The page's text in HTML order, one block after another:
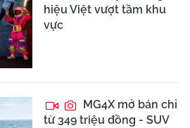
hiệu Việt vượt tầm khu
vực
MG4X mở bán chỉ
từ 349 triệu đồng - SUV